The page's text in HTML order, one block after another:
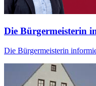
Die Bürgermeisterin
Die Bürgermeisterin